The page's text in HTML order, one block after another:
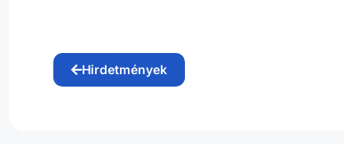
Hirdetmények